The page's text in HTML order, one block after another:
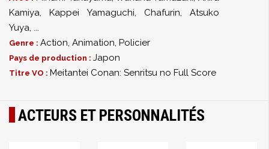
Kamiya,Kappei Yamaguchi, Chafurin, Atsuko
Yuya, ...
Genre : Action, Animation, Policier
Pays de production : Japon
Titre VO : Meitantei Conan: Senritsu no Full Score
ACTEURS ET PERSONNALITÉS